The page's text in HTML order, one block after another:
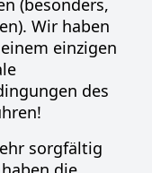
(besonders,
Wir haben
einzigen
des
sorgfältig